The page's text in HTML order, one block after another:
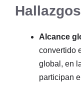
Alcance
convertido
global, en
participan